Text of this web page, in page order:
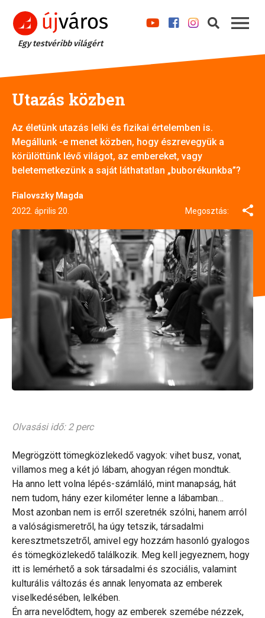
Egy testvéribb világért
Utazás közben
Az életünk utazás lelki és fizikai értelemben is.
Megállunk -e menet közben, hogy észrevegyük a
körülöttünk lévő világot, az embereket, vagy
beletemetkezünk a saját láthatatlan „buborékunkba”?
Fialovszky Magda
2022. április 20.
Megosztás:
Olvasási idő: 2 perc
Megrögzött tömegközlekedő vagyok: vihet busz, vonat,
villamos meg a két jó lábam, ahogyan régen mondtuk.
Ha anno lett volna lépés-számláló, mint manapság, hát
nem tudom, hány ezer kilométer lenne a lábamban…
Most azonban nem is erről szeretnék szólni, hanem arról
a valóságismeretről, ha úgy tetszik, társadalmi
keresztmetszetről, amivel egy hozzám hasonló gyalogos
és tömegközlekedő találkozik. Meg kell jegyeznem, hogy
itt is lemérhető a sok társadalmi és szociális, valamint
kulturális változás és annak lenyomata az emberek
viselkedésében, lelkében.
Én arra nevelődtem, hogy az emberek szemébe nézzek,